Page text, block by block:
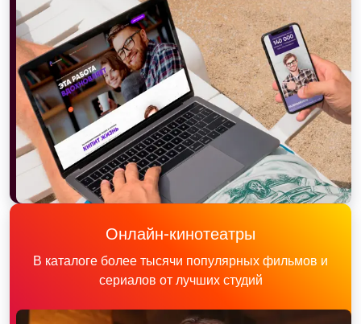
Онлайн-кинотеатры
В каталоге более тысячи популярных фильмов и
сериалов от лучших студий